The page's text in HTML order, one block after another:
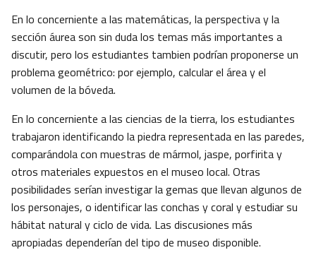
En lo concerniente a las matemáticas, la perspectiva y la
sección áurea son sin duda los temas más importantes a
discutir, pero los estudiantes tambien podrían proponerse un
problema geométrico: por ejemplo, calcular el área y el
volumen de la bóveda.
En lo concerniente a las ciencias de la tierra, los estudiantes
trabajaron identificando la piedra representada en las paredes,
comparándola con muestras de mármol, jaspe, porfirita y
otros materiales expuestos en el museo local. Otras
posibilidades serían investigar la gemas que llevan algunos de
los personajes, o identificar las conchas y coral y estudiar su
hábitat natural y ciclo de vida. Las discusiones más
apropiadas dependerían del tipo de museo disponible.